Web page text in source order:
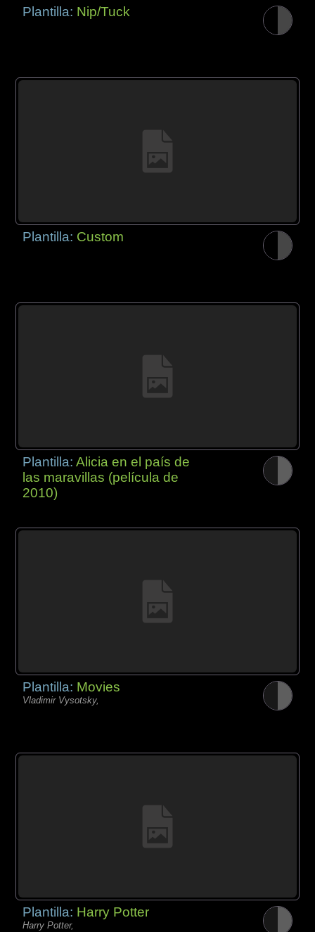
Plantilla: Nip/Tuck
Plantilla: Custom
Plantilla:Alicia en el país de
las maravillas (película de
2010)
Plantilla: Movies
Vladimir Vysotsky,
Plantilla: Harry Potter
Harry Potter,